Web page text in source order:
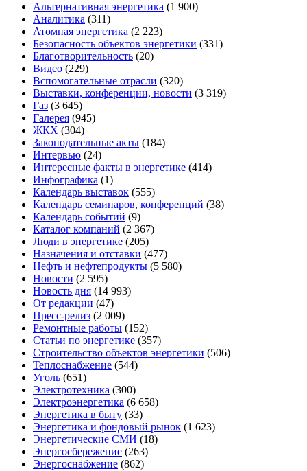
Альтернативная энергетика (1 900)
Аналитика (311)
Атомная энергетика (2 223)
Безопасность объектов энергетики (331)
Благотворительность (20)
Видео (229)
Вспомогательные отрасли (320)
Выставки, конференции, новости (3 319)
Газ (3 645)
Галерея (945)
ЖКХ (304)
Законодательные акты (184)
Интервью (24)
Интересные факты в энергетике (414)
Инфографика (1)
Календарь выставок (555)
Календарь семинаров, конференций (38)
Календарь событий (9)
Каталог компаний (2 367)
Люди в энергетике (205)
Назначения и отставки (477)
Нефть и нефтепродукты (5 580)
Новости (2 595)
Новость дня (14 993)
От редакции (47)
Пресс-релиз (2 009)
Ремонтные работы (152)
Статьи по энергетике (357)
Строительство объектов энергетики (506)
Теплоснабжение (544)
Уголь (651)
Электротехника (300)
Электроэнергетика (6 658)
Энергетика в быту (33)
Энергетика и фондовый рынок (1 623)
Энергетические СМИ (18)
Энергосбережение (263)
Энергоснабжение (862)